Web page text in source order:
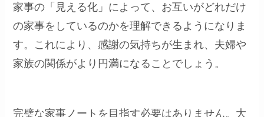
家事の「見える化」によって、お互いがどれだけ
の家事をしているのかを理解できるようになりま
す。これにより、感謝の気持ちが生まれ、夫婦や
家族の関係がより円満になることでしょう。
完璧な家事ノートを目指す必要はありません。大